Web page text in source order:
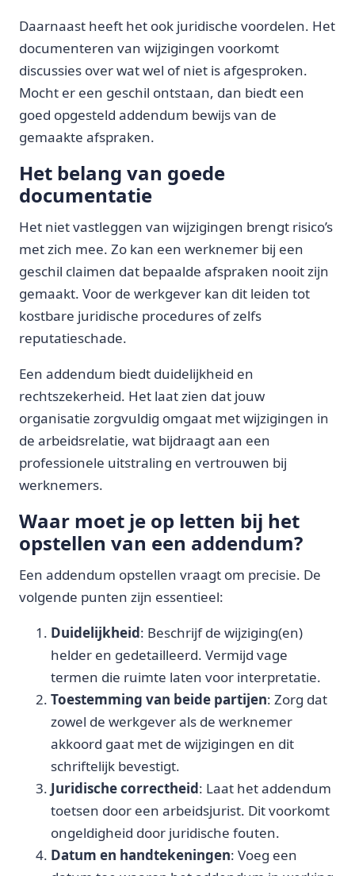
Daarnaast heeft het ook juridische voordelen. Het
documenteren van wijzigingen voorkomt
discussies over wat wel of niet is afgesproken.
Mocht er een geschil ontstaan, dan biedt een
goed opgesteld addendum bewijs van de
gemaakte afspraken.
Het belang van goede
documentatie
Het niet vastleggen van wijzigingen brengt risico’s
met zich mee. Zo kan een werknemer bij een
geschil claimen dat bepaalde afspraken nooit zijn
gemaakt. Voor de werkgever kan dit leiden tot
kostbare juridische procedures of zelfs
reputatieschade.
Een addendum biedt duidelijkheid en
rechtszekerheid. Het laat zien dat jouw
organisatie zorgvuldig omgaat met wijzigingen in
de arbeidsrelatie, wat bijdraagt aan een
professionele uitstraling en vertrouwen bij
werknemers.
Waar moet je op letten bij het
opstellen van een addendum?
Een addendum opstellen vraagt om precisie. De
volgende punten zijn essentieel:
Duidelijkheid: Beschrijf de wijziging(en)
helder en gedetailleerd. Vermijd vage
termen die ruimte laten voor interpretatie.
Toestemming van beide partijen: Zorg dat
zowel de werkgever als de werknemer
akkoord gaat met de wijzigingen en dit
schriftelijk bevestigt.
Juridische correctheid: Laat het addendum
toetsen door een arbeidsjurist. Dit voorkomt
ongeldigheid door juridische fouten.
Datum en handtekeningen: Voeg een